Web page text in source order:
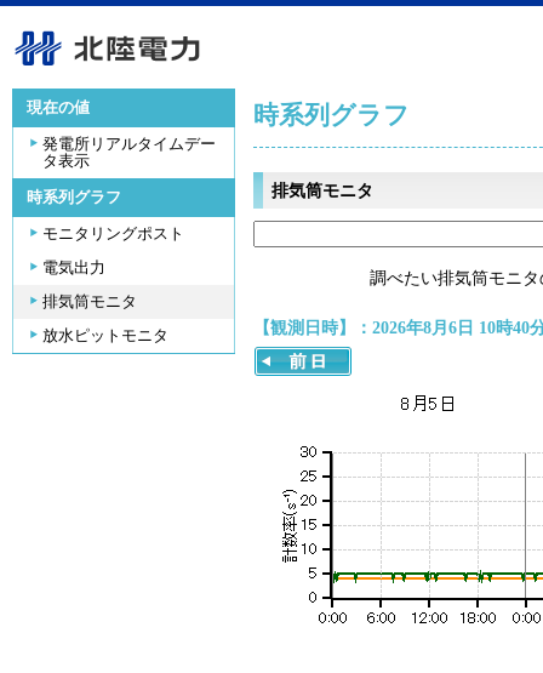
現在の値
発電所リアルタイムデー
タ表示
時系列グラフ
モニタリングポスト
電気出力
排気筒モニタ
放水ピットモニタ
時系列グラフ
排気筒モニタ
調べたい排気筒モニ
【観測日時】：2026年8月6日 10時40